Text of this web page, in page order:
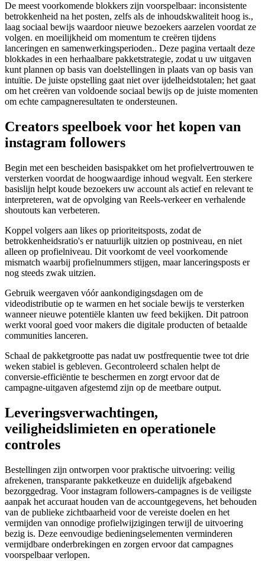
De meest voorkomende blokkers zijn voorspelbaar: inconsistente
betrokkenheid na het posten, zelfs als de inhoudskwaliteit hoog is.,
laag sociaal bewijs waardoor nieuwe bezoekers aarzelen voordat ze
volgen. en moeilijkheid om momentum te creëren tijdens
lanceringen en samenwerkingsperioden.. Deze pagina vertaalt deze
blokkades in een herhaalbare pakketstrategie, zodat u uw uitgaven
kunt plannen op basis van doelstellingen in plaats van op basis van
intuïtie. De juiste opstelling gaat niet over ijdelheidstotalen; het gaat
om het creëren van voldoende sociaal bewijs op de juiste momenten
om echte campagneresultaten te ondersteunen.
Creators speelboek voor het kopen van
instagram followers
Begin met een bescheiden basispakket om het profielvertrouwen te
versterken voordat de hoogwaardige inhoud wegvalt. Een sterkere
basislijn helpt koude bezoekers uw account als actief en relevant te
interpreteren, wat de opvolging van Reels-verkeer en verhalende
shoutouts kan verbeteren.
Koppel volgers aan likes op prioriteitsposts, zodat de
betrokkenheidsratio's er natuurlijk uitzien op postniveau, en niet
alleen op profielniveau. Dit voorkomt de veel voorkomende
mismatch waarbij profielnummers stijgen, maar lanceringsposts er
nog steeds zwak uitzien.
Gebruik weergaven vóór aankondigingsdagen om de
videodistributie op te warmen en het sociale bewijs te versterken
wanneer nieuwe potentiële klanten uw feed bekijken. Dit patroon
werkt vooral goed voor makers die digitale producten of betaalde
communities lanceren.
Schaal de pakketgrootte pas nadat uw postfrequentie twee tot drie
weken stabiel is gebleven. Gecontroleerd schalen helpt de
conversie-efficiëntie te beschermen en zorgt ervoor dat de
campagne-uitgaven afgestemd zijn op de meetbare output.
Leveringsverwachtingen,
veiligheidslimieten en operationele
controles
Bestellingen zijn ontworpen voor praktische uitvoering: veilig
afrekenen, transparante pakketkeuze en duidelijk afgebakend
bezorggedrag. Voor instagram followers-campagnes is de veiligste
aanpak het accuraat houden van de accountgegevens, het behouden
van de publieke zichtbaarheid voor de vereiste doelen en het
vermijden van onnodige profielwijzigingen terwijl de uitvoering
bezig is. Deze eenvoudige bedieningselementen verminderen
vermijdbare onderbrekingen en zorgen ervoor dat campagnes
voorspelbaar verlopen.